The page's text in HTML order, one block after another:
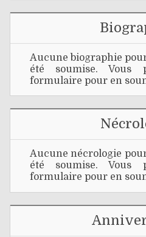
Aucune biographie
été soumise. Vous
formulaire pour en
Aucune nécrologie
été soumise. Vous
formulaire pour en